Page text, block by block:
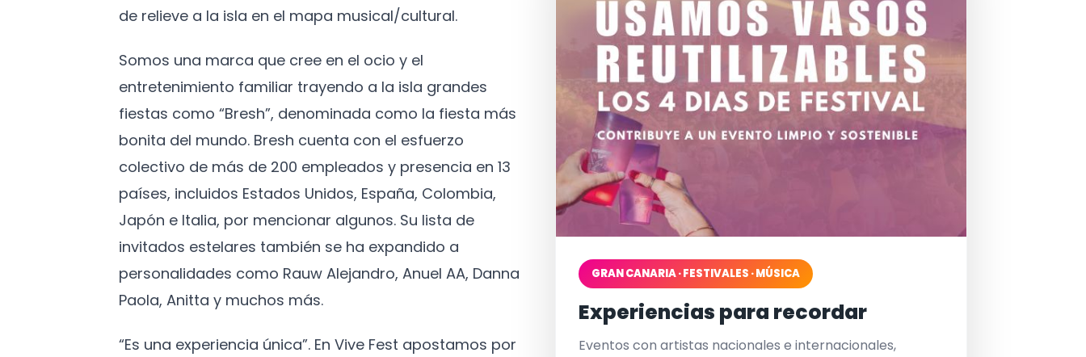
de relieve a la isla en el mapa musical/cultural.
Somos una marca que cree en el ocio y el
entretenimiento familiar trayendo a la isla grandes
fiestas como “Bresh”, denominada como la fiesta más
bonita del mundo. Bresh cuenta con el esfuerzo
colectivo de más de 200 empleados y presencia en 13
países, incluidos Estados Unidos, España, Colombia,
Japón e Italia, por mencionar algunos. Su lista de
invitados estelares también se ha expandido a
personalidades como Rauw Alejandro, Anuel AA, Danna
Paola, Anitta y muchos más.
“Es una experiencia única”. En Vive Fest apostamos por
GRAN CANARIA · FESTIVALES · MÚSICA
Experiencias para recordar
Eventos con artistas nacionales e internacionales,